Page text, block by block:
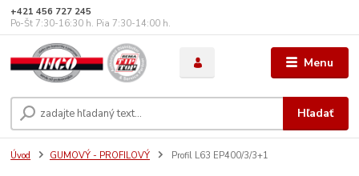
Menu
Hľadať
+421 456 727 245
Po-Št 7:30-16:30 h. Pia 7:30-14:00 h.
Úvod GUMOVÝ - PROFILOVÝ Profil L63 EP400/3/3+1